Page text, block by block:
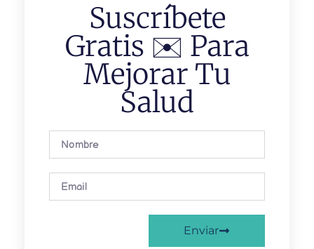
Suscríbete
Gratis ✉️ Para
Mejorar Tu
Salud
Enviar